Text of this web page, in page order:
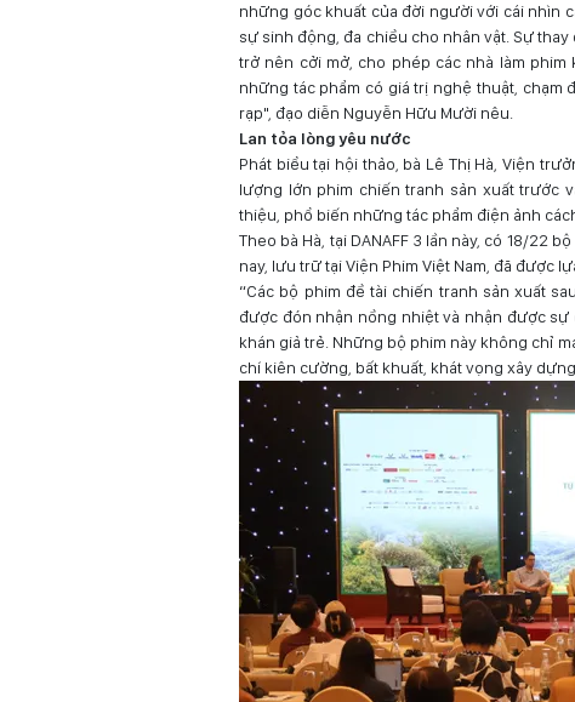
những góc khuất của đời người với cái nhìn
sự sinh động, đa chiều cho nhân vật. Sự
trở nên cởi mở, cho phép các nhà làm
những tác phẩm có giá trị nghệ thuật,
rạp", đạo diễn Nguyễn Hữu Mười nêu.
Lan tỏa lòng yêu nước
Phát biểu tại hội thảo, bà Lê Thị Hà, Viện
lượng lớn phim chiến tranh sản xuất trước
thiệu, phổ biến những tác phẩm điện ảnh
Theo bà Hà, tại DANAFF 3 lần này, có 18/22
nay, lưu trữ tại Viện Phim Việt Nam, đã được
“Các bộ phim đề tài chiến tranh sản xuất
được đón nhận nồng nhiệt và nhận được
khán giả trẻ. Những bộ phim này không chỉ
chí kiên cường, bất khuất, khát vọng xây